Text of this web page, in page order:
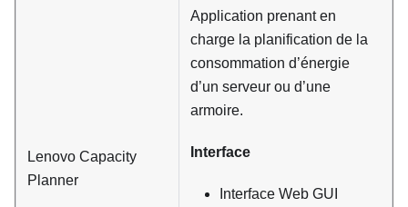
Lenovo Capacity
Planner
Application prenant en
charge la planification de la
consommation d’énergie
d’un serveur ou d’une
armoire.
Interface
Interface Web GUI